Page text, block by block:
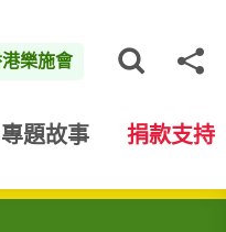
樂施會
專題故事 捐款支持